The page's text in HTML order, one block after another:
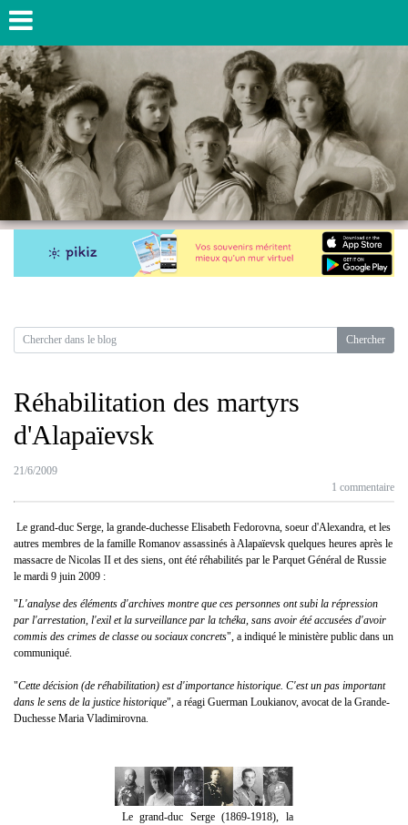
Réhabilitation des martyrs
d'Alapaïevsk
21/6/2009
1 commentaire
Le grand-duc Serge, la grande-duchesse Elisabeth Fedorovna, soeur d'Alexandra, et les
autres membres de la famille Romanov assassinés à Alapaïevsk quelques heures après le
massacre de Nicolas II et des siens, ont été réhabilités par le Parquet Général de Russie
le mardi 9 juin 2009 :
"L'analyse des éléments d'archives montre que ces personnes ont subi la répression
par l'arrestation, l'exil et la surveillance par la tchéka, sans avoir été accusées d'avoir
commis des crimes de classe ou sociaux concrets", a indiqué le ministère public dans un
communiqué.
"Cette décision (de réhabilitation) est d'importance historique. C'est un pas important
dans le sens de la justice historique", a réagi Guerman Loukianov, avocat de la Grande-
Duchesse Maria Vladimirovna.
Le grand-duc Serge (1869-1918), la